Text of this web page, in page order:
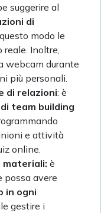
suggerire al
di
questo modo le
Inoltre,
webcam durante
più personali.
di relazioni: è
team building
e attività
online.
materiali: è
avere
in ogni
gestire i